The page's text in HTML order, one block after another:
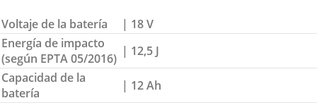
Voltaje de la batería
| 18 V
Energía de impacto
(según EPTA 05/2016) | 12,5 J
Capacidad de la
batería
| 12 Ah